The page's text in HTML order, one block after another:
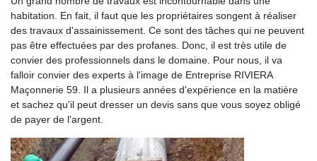
habitation. En fait, il faut que les propriétaires songent à réaliser
des travaux d'assainissement. Ce sont des tâches qui ne peuvent
pas être effectuées par des profanes. Donc, il est très utile de
convier des professionnels dans le domaine. Pour nous, il va
falloir convier des experts à l'image de Entreprise RIVIERA
Maçonnerie 59. Il a plusieurs années d'expérience en la matière
et sachez qu'il peut dresser un devis sans que vous soyez obligé
de payer de l'argent.